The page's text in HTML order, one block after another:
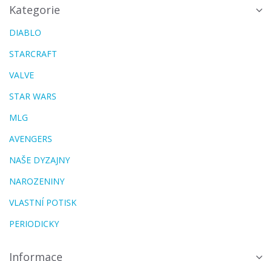
Kategorie
DIABLO
STARCRAFT
VALVE
STAR WARS
MLG
AVENGERS
NAŠE DYZAJNY
NAROZENINY
VLASTNÍ POTISK
PERIODICKY
Informace